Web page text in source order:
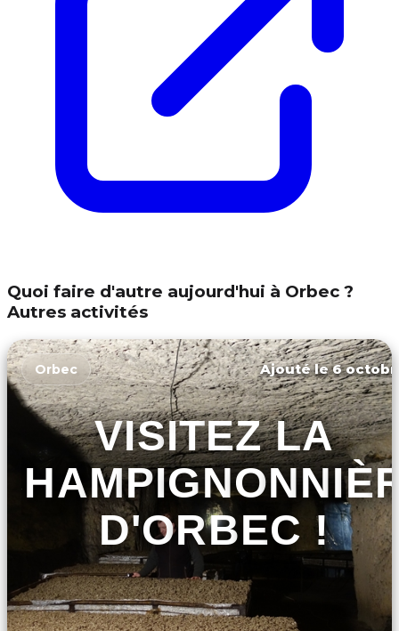
Quoi faire d'autre aujourd'hui à Orbec ?
Autres activités
Orbec Ajouté le 6
VISITEZ LA
D'ORBEC !